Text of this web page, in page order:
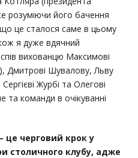
розуміючи його бачення
це сталося саме в цьому
я дуже вдячний
вихованцю Максимові
Дмитрові Шувалову, Льву
Журбі та Олегові
та команди в очікуванні
це черговий крок у
столичного клубу, адже